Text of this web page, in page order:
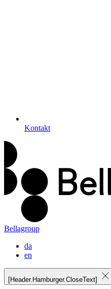
Kontakt
Bellagroup
da
en
[Header.Hamburger.CloseText]